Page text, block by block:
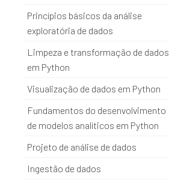
Princípios básicos da análise
exploratória de dados
Limpeza e transformação de dados
em Python
Visualização de dados em Python
Fundamentos do desenvolvimento
de modelos analíticos em Python
Projeto de análise de dados
Ingestão de dados